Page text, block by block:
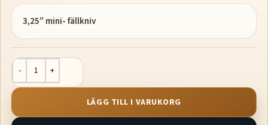
3,25″ mini- fällkniv
LÄGG TILL I VARUKORG